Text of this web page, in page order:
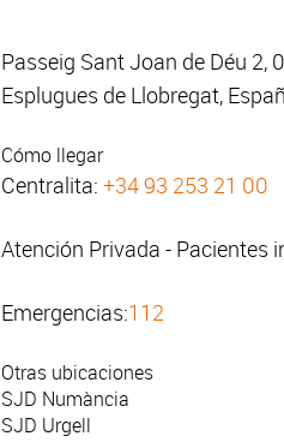
Passeig Sant Joan de Déu 2,
Esplugues de Llobregat,
Cómo llegar
Centralita: +34 93 253 21 00
Atención Privada - Pacientes
Emergencias:112
Otras ubicaciones
SJD Numància
SJD Urgell